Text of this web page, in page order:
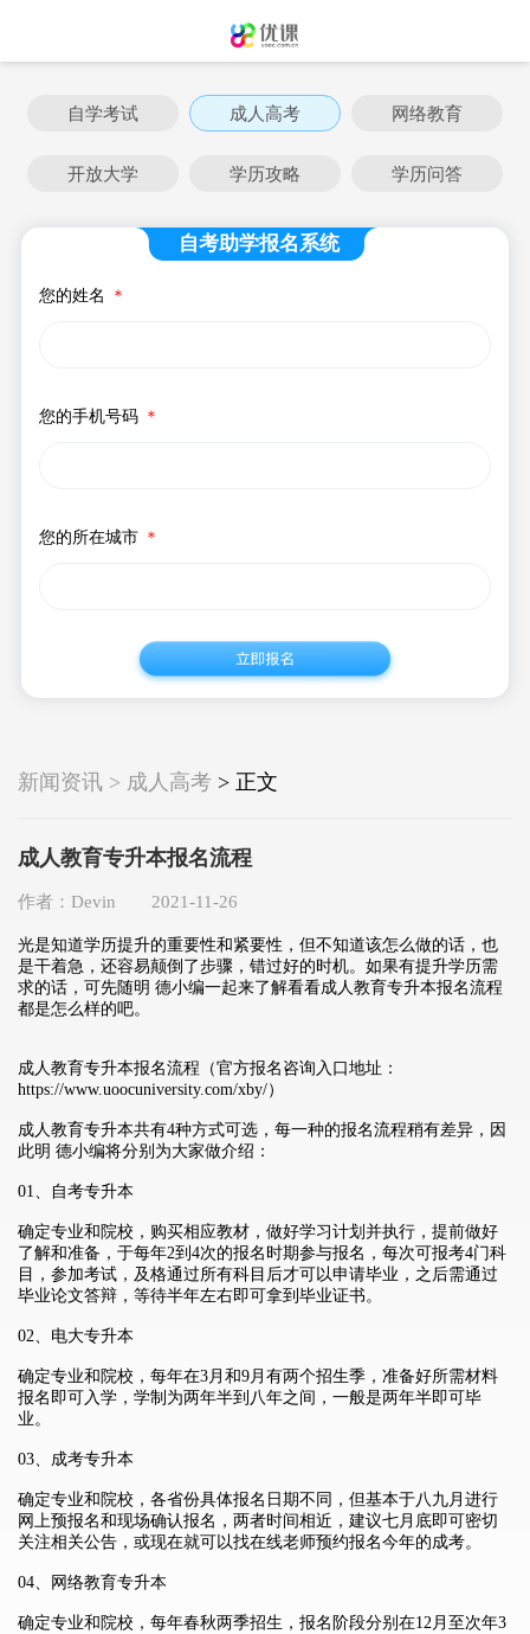
自学考试 成人高考 网络教育
开放大学 学历攻略 学历问答
自考助学报名系统
您的姓名 ＊
您的手机号码 ＊
您的所在城市 ＊
新闻资讯 > 成人高考 > 正文
成人教育专升本报名流程
作者：Devin 2021-11-26
光是知道学历提升的重要性和紧要性，但不知道该怎么做的话，也
是干着急，还容易颠倒了步骤，错过好的时机。如果有提升学历需
求的话，可先随明 德小编一起来了解看看成人教育专升本报名流程
都是怎么样的吧。
成人教育专升本报名流程 （官方报名咨询入口地址：
https://www.uoocuniversity.com/xby/）
成人教育专升本共有4种方式可选，每一种的报名流程稍有差异，因
此明 德小编将分别为大家做介绍：
01、自考专升本
确定专业和院校，购买相应教材，做好学习计划并执行，提前做好
了解和准备，于每年2到4次的报名时期参与报名，每次可报考4门科
目，参加考试，及格通过所有科目后才可以申请毕业，之后需通过
毕业论文答辩，等待半年左右即可拿到毕业证书。
02、电大专升本
确定专业和院校，每年在3月和9月有两个招生季，准备好所需材料
报名即可入学，学制为两年半到八年之间，一般是两年半即可毕
业。
03、成考专升本
确定专业和院校，各省份具体报名日期不同，但基本于八九月进行
网上预报名和现场确认报名，两者时间相近，建议七月底即可密切
关注相关公告，或现在就可以找在线老师预约报名今年的成考。
04、网络教育专升本
确定专业和院校，每年春秋两季招生，报名阶段分别在12月至次年3